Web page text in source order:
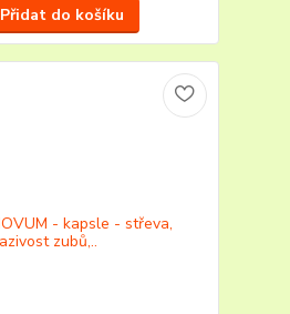
Přidat do košíku